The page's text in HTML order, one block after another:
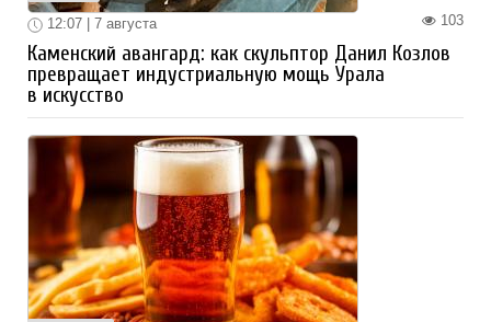
103
12:07 | 7 августа
Каменский авангард: как скульптор Данил Козлов
превращает индустриальную мощь Урала
в искусство